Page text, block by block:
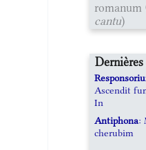
romanum
cantu)
Ascendit
In
Antiphona:
cherubim